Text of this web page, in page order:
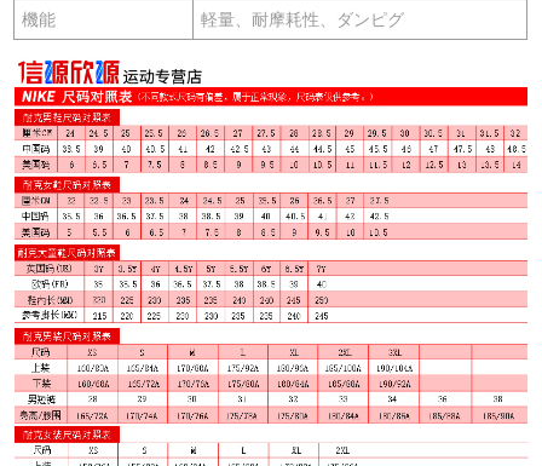
機能 軽量、耐摩耗性、ダンピグ